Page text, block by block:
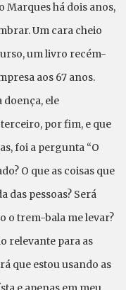
há dois anos,
Um cara cheio
um livro recém-
aos 67 anos.
doença, ele
por fim, e que
foi a pergunta “O
O que as coisas que
das pessoas? Será
o trem-bala me levar?
relevante para as
que estou usando as